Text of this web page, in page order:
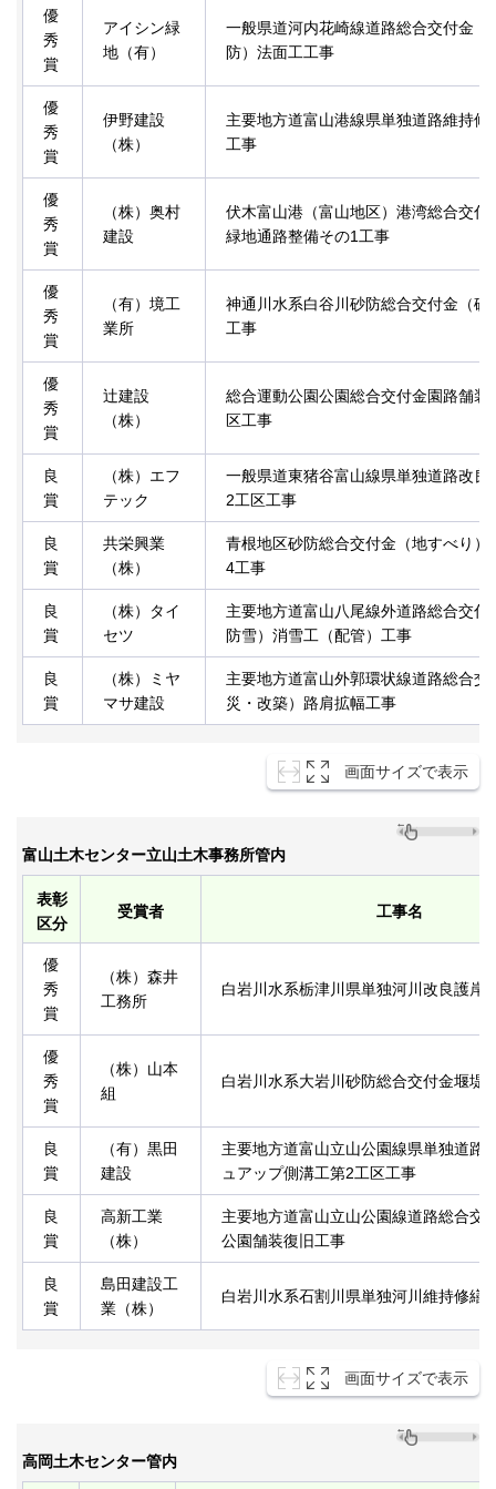
優
秀
賞
アイシン緑
地（有）
一般県道河内花崎線道路総合交付金（
防）法面工工事
優
秀
賞
伊野建設
（株）
主要地方道富山港線県単独道路維持修
工事
優
秀
賞
（株）奥村
建設
伏木富山港（富山地区）港湾総合交付
緑地通路整備その1工事
優
秀
賞
（有）境工
業所
神通川水系白谷川砂防総合交付金（砂
工事
優
秀
賞
辻建設
（株）
総合運動公園公園総合交付金園路舗装
区工事
良
賞
（株）エフ
テック
一般県道東猪谷富山線県単独道路改良
2工区工事
良
賞
共栄興業
（株）
青根地区砂防総合交付金（地すべり）
4工事
良
賞
（株）タイ
セツ
主要地方道富山八尾線外道路総合交付
防雪）消雪工（配管）工事
良
賞
（株）ミヤ
マサ建設
主要地方道富山外郭環状線道路総合交
災・改築）路肩拡幅工事
画面サイズで表示
富山土木センター立山土木事務所管内
表彰
区分
受賞者 工事名
優
秀
賞
（株）森井
工務所
白岩川水系栃津川県単独河川改良護岸
優
秀
賞
（株）山本
組
白岩川水系大岩川砂防総合交付金堰堤
良
賞
（有）黒田
建設
主要地方道富山立山公園線県単独道路
ュアップ側溝工第2工区工事
良
賞
高新工業
（株）
主要地方道富山立山公園線道路総合交
公園舗装復旧工事
良
賞
島田建設工
業（株）
白岩川水系石割川県単独河川維持修繕
画面サイズで表示
高岡土木センター管内